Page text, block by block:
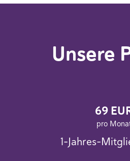
Unsere
69
pro
1-Jahres-